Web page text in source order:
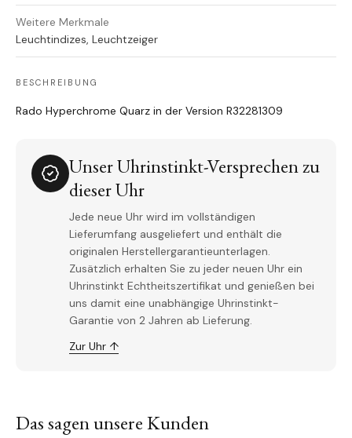
Weitere Merkmale
Leuchtindizes, Leuchtzeiger
BESCHREIBUNG
Rado Hyperchrome Quarz in der Version R32281309
Unser Uhrinstinkt-Versprechen zu
dieser Uhr
Jede neue Uhr wird im vollständigen
Lieferumfang ausgeliefert und enthält die
originalen Herstellergarantieunterlagen.
Zusätzlich erhalten Sie zu jeder neuen Uhr ein
Uhrinstinkt Echtheitszertifikat und genießen bei
uns damit eine unabhängige Uhrinstinkt-
Garantie von 2 Jahren ab Lieferung.
Zur Uhr ↑
Das sagen unsere Kunden